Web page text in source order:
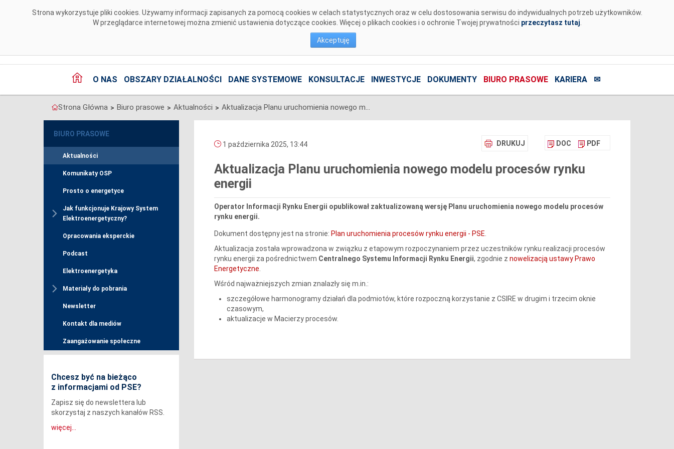
Strona wykorzystuje pliki cookies. Używamy informacji zapisanych za pomocą cookies w celach statystycznych oraz w celu dostosowania serwisu do indywidualnych potrzeb użytkowników.
W przeglądarce internetowej można zmienić ustawienia dotyczące cookies. Więcej o plikach cookies i o ochronie Twojej prywatności przeczytasz tutaj
Akceptuję
O NAS OBSZARY DZIAŁALNOŚCI DANE SYSTEMOWE KONSULTACJE INWESTYCJE DOKUMENTY BIURO PRASOWE KARIERA ✉
Strona Główna > Biuro prasowe > Aktualności > Aktualizacja Planu uruchomienia nowego modelu procesów rynku energii
BIURO PRASOWE
Aktualności
Komunikaty OSP
Prosto o energetyce
Jak funkcjonuje Krajowy System
Elektroenergetyczny?
Opracowania eksperckie
Podcast
Elektroenergetyka
Materiały do pobrania
Newsletter
Kontakt dla mediów
Zaangażowanie społeczne
Chcesz być na bieżąco
z informacjami od PSE?
Zapisz się do newslettera lub
skorzystaj z naszych kanałów RSS.
więcej...
DRUKUJ DOC PDF
1 października 2025, 13:44
Aktualizacja Planu uruchomienia nowego modelu procesów rynku
energii
Operator Informacji Rynku Energii opublikował zaktualizowaną wersję Planu uruchomienia nowego modelu procesów
rynku energii.
Dokument dostępny jest na stronie: Plan uruchomienia procesów rynku energii - PSE
Aktualizacja została wprowadzona w związku z etapowym rozpoczynaniem przez uczestników rynku realizacji procesów
rynku energii za pośrednictwem Centralnego Systemu Informacji Rynku Energii, zgodnie z nowelizacją ustawy Prawo
Energetyczne
Wśród najważniejszych zmian znalazły się m.in.:
szczegółowe harmonogramy działań dla podmiotów, które rozpoczną korzystanie z CSIRE w drugim i trzecim oknie
czasowym,
aktualizacje w Macierzy procesów.